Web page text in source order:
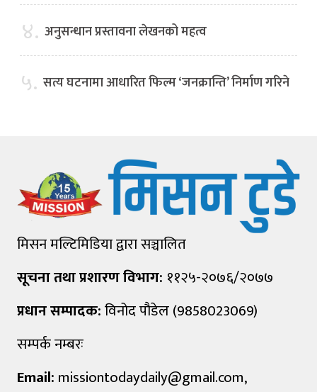
४. अनुसन्धान प्रस्तावना लेखनको महत्व
५. सत्य घटनामा आधारित फिल्म ‘जनक्रान्ति’ निर्माण गरिने
मिसन मल्टिमिडिया द्वारा सञ्चालित
सूचना तथा प्रशारण विभाग: ११२५-२०७६/२०७७
प्रधान सम्पादक:विनोद पौडेल (9858023069)
सम्पर्क नम्बरः
Email: missiontodaydaily@gmail.com,